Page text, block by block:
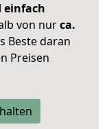
einfach
von nurca.
Beste daran
Preisen